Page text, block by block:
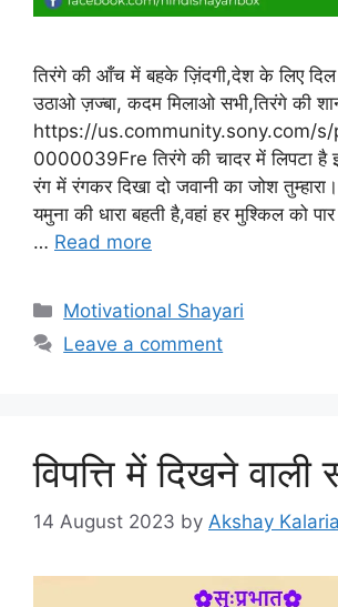
तिरंगे की आँच में बहके ज़िंदगी,देश के लिए दिल
उठाओ ज़ज्बा, कदम मिलाओ सभी,तिरंगे की
https://us.community.sony.com/
0000039Fre तिरंगे की चादर में लिपटा है
रंग में रंगकर दिखा दो जवानी का जोश
यमुना की धारा बहती है,वहां हर मुश्किल को
… Read more
Categories
Motivational Shayari
Leave a comment
विपत्ति में दिखने वाली
14 August 2023 by Akshay Kalaria